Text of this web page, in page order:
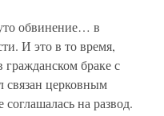
обвинение… в
И это в то время,
браке с
связан церковным
на развод.